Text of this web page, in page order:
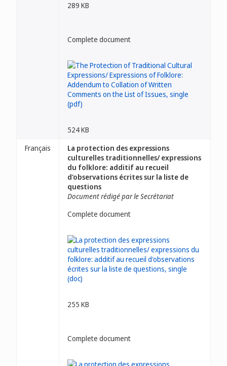
289 KB
Complete document
524 KB
Français
La protection des expressions
culturelles traditionnelles/ expressions
du folklore: additif au recueil
d'observations écrites sur la liste de
questions
Document rédigé par le Secrétariat
Complete document
255 KB
Complete document